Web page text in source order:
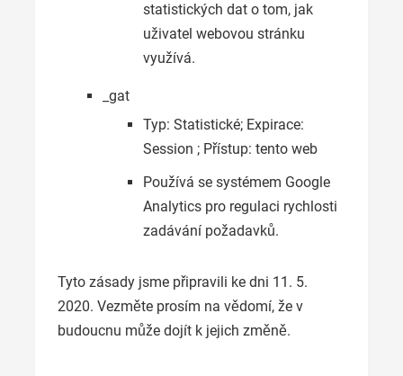
statistických dat o tom, jak
uživatel webovou stránku
využívá.
_gat
Typ: Statistické; Expirace:
Session ; Přístup: tento web
Používá se systémem Google
Analytics pro regulaci rychlosti
zadávání požadavků.
Tyto zásady jsme připravili ke dni 11. 5.
2020. Vezměte prosím na vědomí, že v
budoucnu může dojít k jejich změně.